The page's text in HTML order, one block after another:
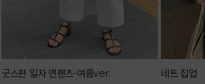
굿스판 일자 면팬츠-여름ver. 네트 집업